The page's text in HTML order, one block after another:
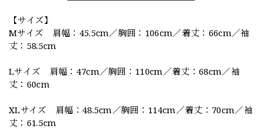
【サイズ】
Mサイズ 肩幅：45.5cm／胸囲：106cm／着丈：66cm／袖
丈：58.5cm
Lサイズ 肩幅：47cm／胸囲：110cm／着丈：68cm／袖
丈：60cm
XLサイズ 肩幅：48.5cm／胸囲：114cm／着丈：70cm／袖
丈：61.5cm